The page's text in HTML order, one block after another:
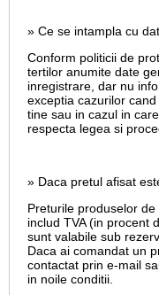
» Ce se intampla cu
Conform politicii de
tertilor anumite date
inregistrare, dar nu
exceptia cazurilor
tine sau in cazul in
respecta legea si
» Daca pretul afisat
Preturile produselor
includ TVA (in procent
sunt valabile sub
Daca ai comandat un
contactat prin e-mail
in noile conditii.